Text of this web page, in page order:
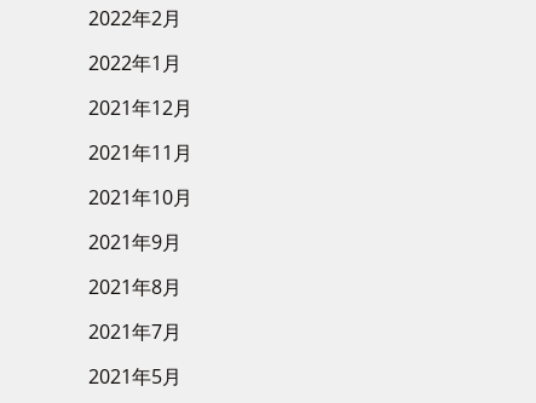
2022年2月
2022年1月
2021年12月
2021年11月
2021年10月
2021年9月
2021年8月
2021年7月
2021年5月